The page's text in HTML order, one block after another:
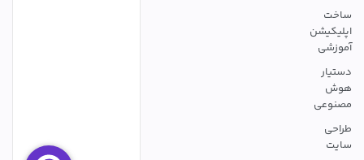
ساخت
اپلیکیشن
آموزشی
دستیار
هوش
مصنوعی
طراحی
سایت